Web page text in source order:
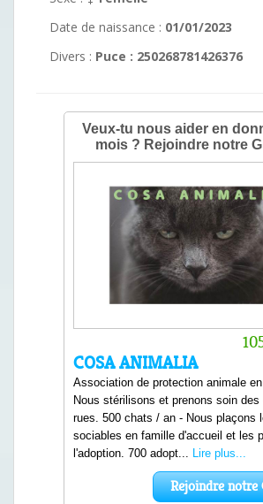
Date de naissance : 01/01/2023
Divers : Puce : 250268781426376